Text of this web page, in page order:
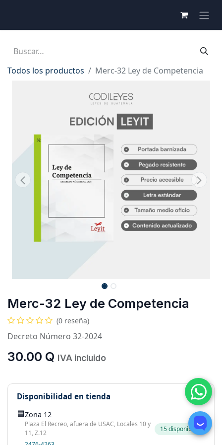
Todos los productos Merc-32 Ley de Competencia
Merc-32 Ley de Competencia
(0 reseña)
Decreto Número 32-2024
30.00 Q IVA incluido
Disponibilidad en tienda
🟦Zona 12
Plaza El Recreo, afuera de USAC, Locales 10 y
11, Z.12
15 disponibles